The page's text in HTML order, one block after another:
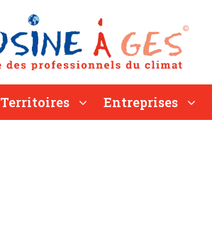
Territoires Entreprises